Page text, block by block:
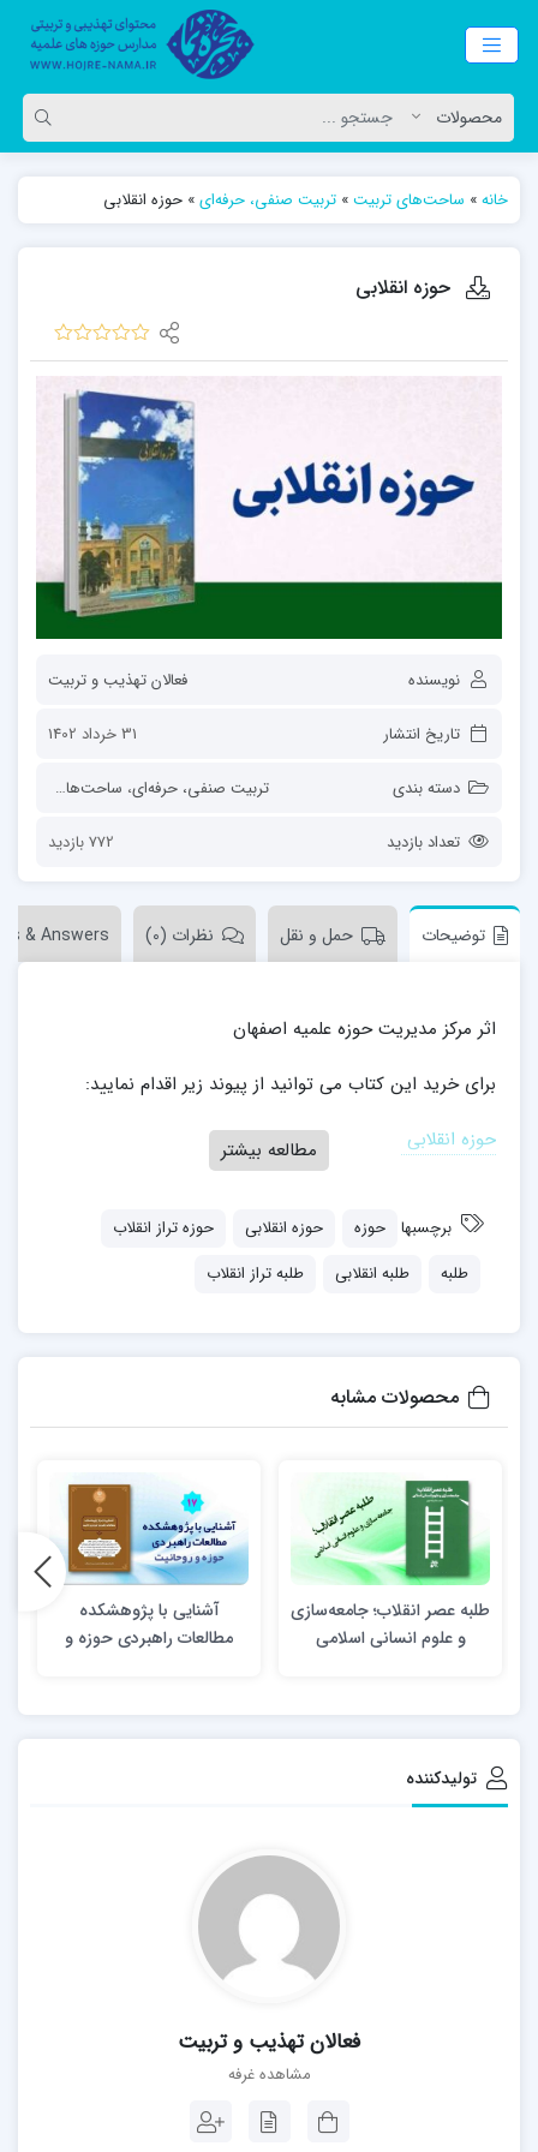
خانه» ساحت‌های تربیت» تربیت صنفی، حرفه‌ای» حوزه انقلابی
حوزه انقلابی
نویسنده فعالان تهذیب و تربیت
تاریخ انتشار 31 خرداد 1402
دسته بندی تربیت صنفی، حرفه‌ای، ساحت‌های تربیت
تعداد بازدید 772 بازدید
توضیحات حمل و نقل نظرات (0) & Answers
اثر مرکز مدیریت حوزه علمیه اصفهان
برای خرید این کتاب می توانید از پیوند زیر اقدام نمایید:
حوزه انقلابی
مطالعه بیشتر
برچسبها حوزه حوزه انقلابی
حوزه تراز انقلاب
طلبه
طلبه انقلابی طلبه تراز انقلاب
محصولات مشابه
طلبه عصر انقلاب؛ جامعه‌سازی
و علوم انسانی اسلامی
آشنایی با پژوهشکده
مطالعات راهبردی حوزه و
تولیدکننده
فعالان تهذیب و تربیت
مشاهده غرفه